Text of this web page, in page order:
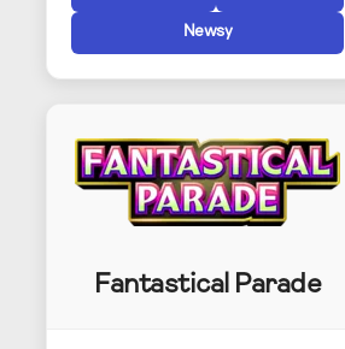
Newsy
Fantastical Parade